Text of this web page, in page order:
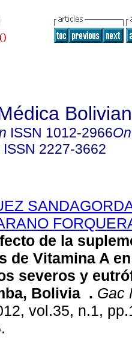
ISSN 1012-2966
ISSN 2227-3662
de la
de Vitamina A
severos y
Bolivia . Gac
vol.35, n.1,